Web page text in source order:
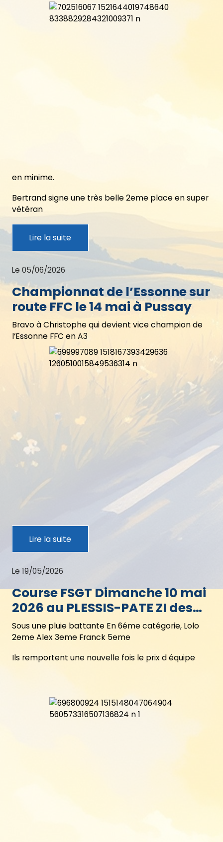
en minime.
Bertrand signe une très belle 2eme place en super
vétéran
Lire la suite
Le 05/06/2026
Championnat de l’Essonne sur
route FFC le 14 mai à Pussay
Bravo à Christophe qui devient vice champion de
l’Essonne FFC en A3
Lire la suite
Le 19/05/2026
Course FSGT Dimanche 10 mai
2026 au PLESSIS-PATE ZI des
Bordes (91)
Sous une pluie battante En 6éme catégorie, Lolo
2eme Alex 3eme Franck 5eme
Ils remportent une nouvelle fois le prix d équipe